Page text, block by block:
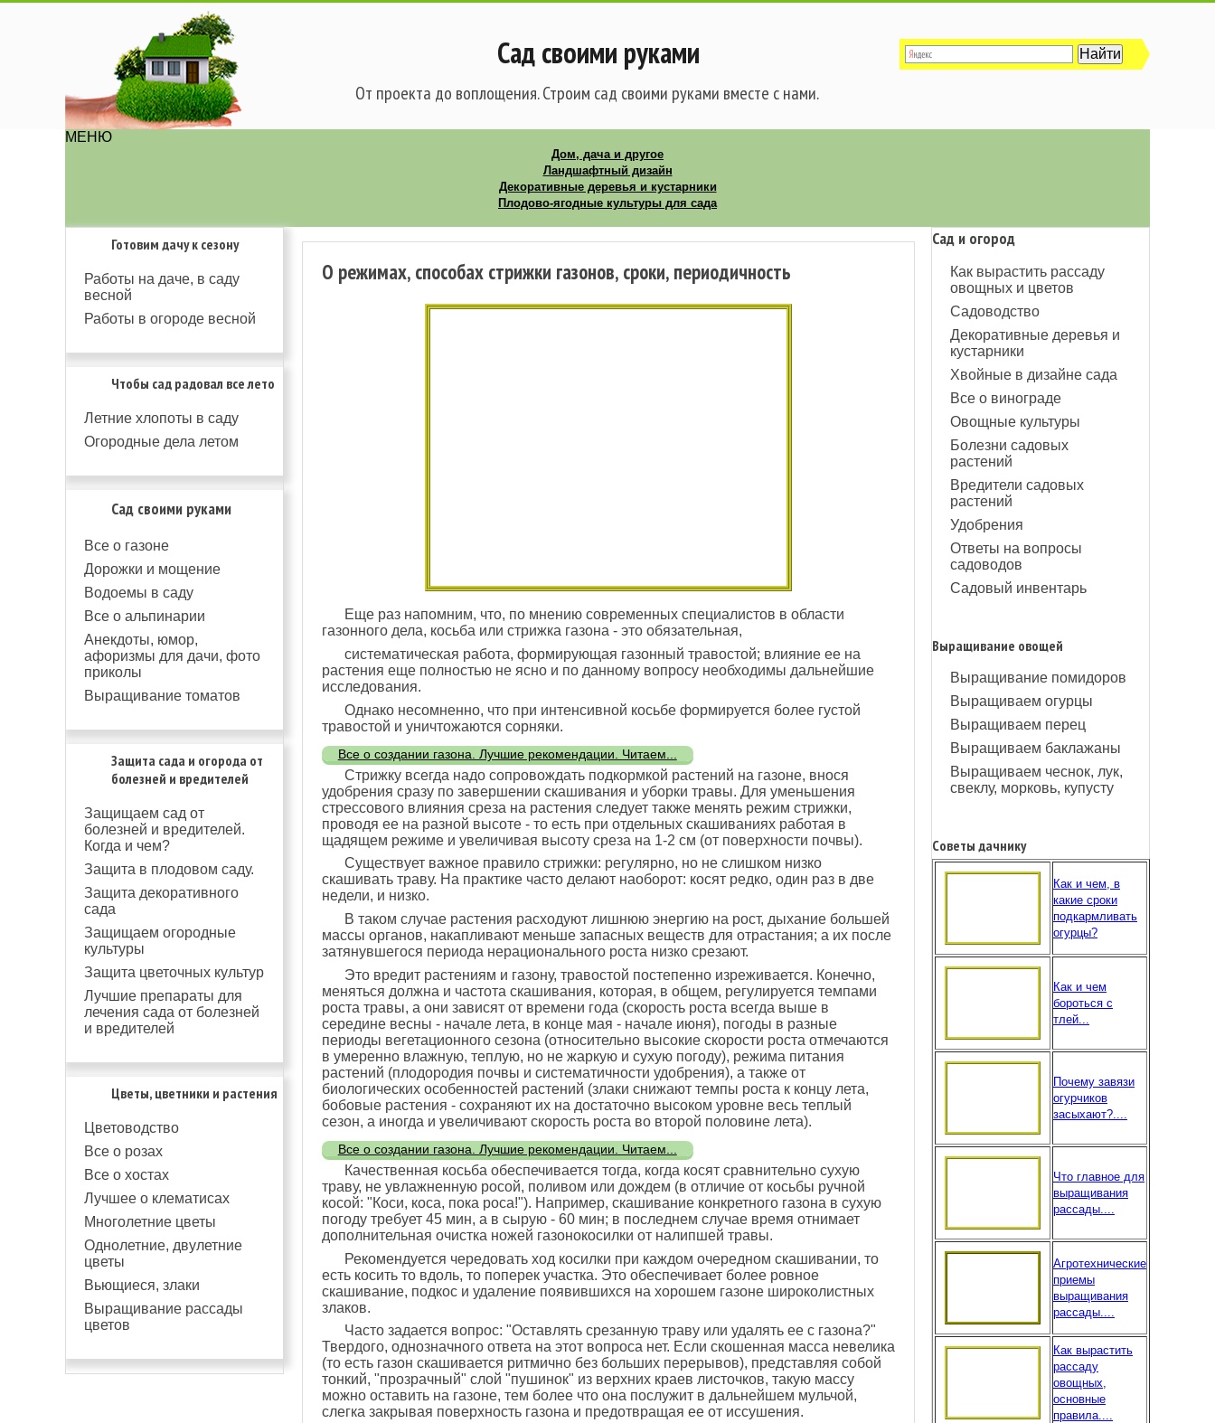
Сад своими руками
От проекта до воплощения. Строим сад своими руками вместе с нами.
МЕНЮ
Дом, дача и другое
Ландшафтный дизайн
Декоративные деревья и кустарники
Плодово-ягодные культуры для сада
Готовим дачу к сезону
Работы на даче, в саду
весной
Работы в огороде весной
Чтобы сад радовал все лето
Летние хлопоты в саду
Огородные дела летом
Сад своими руками
Все о газоне
Дорожки и мощение
Водоемы в саду
Все о альпинарии
Анекдоты, юмор,
афоризмы для дачи, фото
приколы
Выращивание томатов
Защита сада и огорода от
болезней и вредителей
Защищаем сад от
болезней и вредителей.
Когда и чем?
Защита в плодовом саду.
Защита декоративного
сада
Защищаем огородные
культуры
Защита цветочных культур
Лучшие препараты для
лечения сада от болезней
и вредителей
Цветы, цветники и растения
Цветоводство
Все о розах
Все о хостах
Лучшее о клематисах
Многолетние цветы
Однолетние, двулетние
цветы
Вьющиеся, злаки
Выращивание рассады
цветов
О режимах, способах стрижки газонов, сроки, периодичность
Еще раз напомним, что, по мнению современных специалистов в области
газонного дела, косьба или стрижка газона - это обязательная,
систематическая работа, формирующая газонный травостой; влияние ее на
растения еще полностью не ясно и по данному вопросу необходимы дальнейшие
исследования.
Однако несомненно, что при интенсивной косьбе формируется более густой
травостой и уничтожаются сорняки.
Все о создании газона. Лучшие рекомендации. Читаем...
Стрижку всегда надо сопровождать подкормкой растений на газоне, внося
удобрения сразу по завершении скашивания и уборки травы. Для уменьшения
стрессового влияния среза на растения следует также менять режим стрижки,
проводя ее на разной высоте - то есть при отдельных скашиваниях работая в
щадящем режиме и увеличивая высоту среза на 1-2 см (от поверхности почвы).
Существует важное правило стрижки: регулярно, но не слишком низко
скашивать траву. На практике часто делают наоборот: косят редко, один раз в две
недели, и низко.
В таком случае растения расходуют лишнюю энергию на рост, дыхание большей
массы органов, накапливают меньше запасных веществ для отрастания; а их после
затянувшегося периода нерационального роста низко срезают.
Это вредит растениям и газону, травостой постепенно изреживается. Конечно,
меняться должна и частота скашивания, которая, в общем, регулируется темпами
роста травы, а они зависят от времени года (скорость роста всегда выше в
середине весны - начале лета, в конце мая - начале июня), погоды в разные
периоды вегетационного сезона (относительно высокие скорости роста отмечаются
в умеренно влажную, теплую, но не жаркую и сухую погоду), режима питания
растений (плодородия почвы и систематичности удобрения), а также от
биологических особенностей растений (злаки снижают темпы роста к концу лета,
бобовые растения - сохраняют их на достаточно высоком уровне весь теплый
сезон, а иногда и увеличивают скорость роста во второй половине лета).
Все о создании газона. Лучшие рекомендации. Читаем...
Качественная косьба обеспечивается тогда, когда косят сравнительно сухую
траву, не увлажненную росой, поливом или дождем (в отличие от косьбы ручной
косой: "Коси, коса, пока роса!"). Например, скашивание конкретного газона в сухую
погоду требует 45 мин, а в сырую - 60 мин; в последнем случае время отнимает
дополнительная очистка ножей газонокосилки от налипшей травы.
Рекомендуется чередовать ход косилки при каждом очередном скашивании, то
есть косить то вдоль, то поперек участка. Это обеспечивает более ровное
скашивание, подкос и удаление появившихся на хорошем газоне широколистных
злаков.
Часто задается вопрос: "Оставлять срезанную траву или удалять ее с газона?"
Твердого, однозначного ответа на этот вопроса нет. Если скошенная масса невелика
(то есть газон скашивается ритмично без больших перерывов), представляя собой
тонкий, "прозрачный" слой "пушинок" из верхних краев листочков, такую массу
можно оставить на газоне, тем более что она послужит в дальнейшем мульчой,
слегка закрывая поверхность газона и предотвращая ее от иссушения.
Сад и огород
Как вырастить рассаду
овощных и цветов
Садоводство
Декоративные деревья и
кустарники
Хвойные в дизайне сада
Все о винограде
Овощные культуры
Болезни садовых
растений
Вредители садовых
растений
Удобрения
Ответы на вопросы
садоводов
Садовый инвентарь
Выращивание овощей
Выращивание помидоров
Выращиваем огурцы
Выращиваем перец
Выращиваем баклажаны
Выращиваем чеснок, лук,
свеклу, морковь, купусту
Советы дачнику
Как и чем, в
какие сроки
подкармливать
огурцы?
Как и чем
бороться с
тлей...
Почему завязи
огурчиков
засыхают?....
Что главное для
выращивания
рассады....
Агротехнические
приемы
выращивания
рассады....
Как вырастить
рассаду
овощных,
основные
правила....